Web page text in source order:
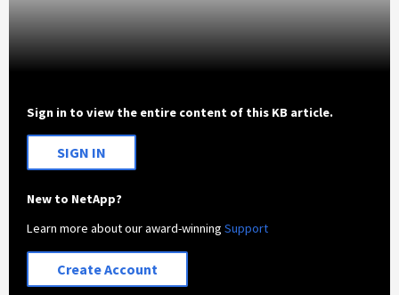
Sign in to view the entire content of this KB article.
SIGN IN
New to NetApp?
Learn more about our award-winningSupport
Create Account